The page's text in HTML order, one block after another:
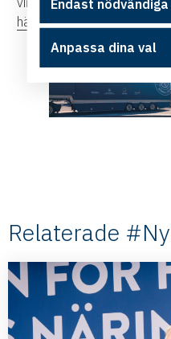
här här.
Relaterade
Endast nödvändiga
Anpassa dina val